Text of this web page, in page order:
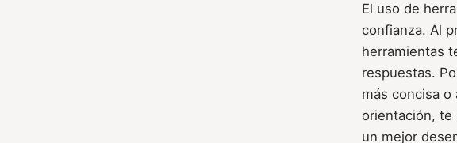
El uso de
confianza. Al
herramientas
respuestas.
más concisa
orientación, te
un mejor